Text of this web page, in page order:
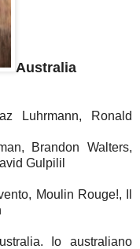
Australia
Luhrmann, Ronald
Brandon Walters,
Gulpilil
Moulin Rouge!, Il
Io australiano